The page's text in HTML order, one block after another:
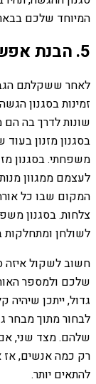
המיוחד שלכם
5. הבנת אפשרויות סגנון הגשה
לאחר ששקלתם
זמינות בסגנון
שונות לדרך בה הם
בסגנון מזנון
משפחתי. בסגנון
לעצמם ממגוון
המקום שבו כל
צלחות. בסגנון
לשולחן ומתחלקות
חשוב לשקול איזה
שלכם ולמספר
גדול, ייתכן
לבחור מתוך מבחר
שלהם. מצד שני,
רק כמה אנשים, אז
להתאים יותר.